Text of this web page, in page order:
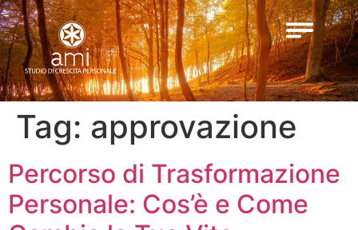
Tag: approvazione
Percorso di Trasformazione
Personale: Cos’è e Come